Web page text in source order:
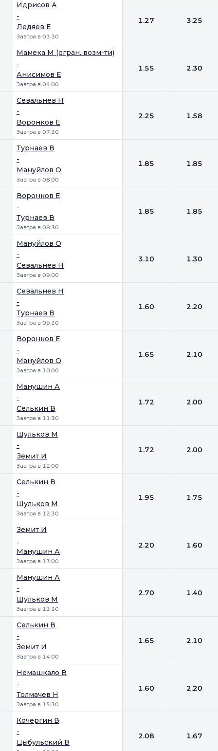
Идрисов А
-
Ледяев Е
Завтра в 03:30
1.27 3.25
Мамека М (огран. возм-ти)
-
Анисимов Е
Завтра в 04:00
1.55 2.30
Севальнев Н
-
Воронков Е
Завтра в 07:30
2.25 1.58
Турнаев В
-
Мануйлов О
Завтра в 08:00
1.85 1.85
Воронков Е
-
Турнаев В
Завтра в 08:30
1.85 1.85
Мануйлов О
-
Севальнев Н
Завтра в 09:00
3.10 1.30
Севальнев Н
-
Турнаев В
Завтра в 09:30
1.60 2.20
Воронков Е
-
Мануйлов О
Завтра в 10:00
1.65 2.10
Манушин А
-
Селькин В
Завтра в 11:30
1.72 2.00
Шульков М
-
Земит И
Завтра в 12:00
1.72 2.00
Селькин В
-
Шульков М
Завтра в 12:30
1.95 1.75
Земит И
-
Манушин А
Завтра в 13:00
2.20 1.60
Манушин А
-
Шульков М
Завтра в 13:30
2.70 1.40
Селькин В
-
Земит И
Завтра в 14:00
1.65 2.10
Немашкало В
-
Толмачев Н
Завтра в 15:30
1.60 2.20
Кочергин В
-
Цыбульский В
2.08 1.67